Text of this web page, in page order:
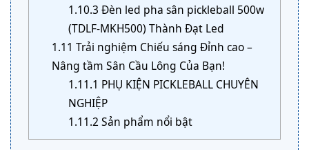
1.10.3 Đèn led pha sân pickleball 500w
(TDLF-MKH500) Thành Đạt Led
1.11 Trải nghiệm Chiếu sáng Đỉnh cao –
Nâng tầm Sân Cầu Lông Của Bạn!
1.11.1 PHỤ KIỆN PICKLEBALL CHUYÊN
NGHIỆP
1.11.2 Sản phẩm nổi bật